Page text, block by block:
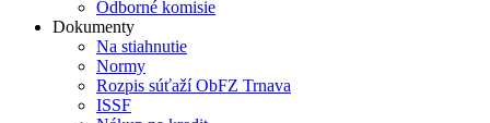
Odborné komisie
Dokumenty
Na stiahnutie
Normy
Rozpis súťaží ObFZ Trnava
ISSF